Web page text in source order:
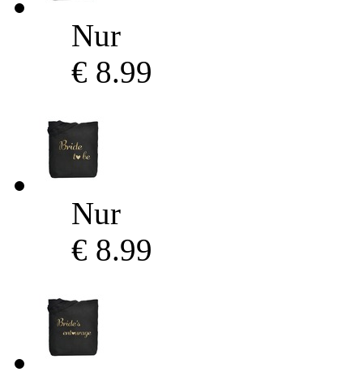
Nur
€ 8.99
Nur
€ 8.99